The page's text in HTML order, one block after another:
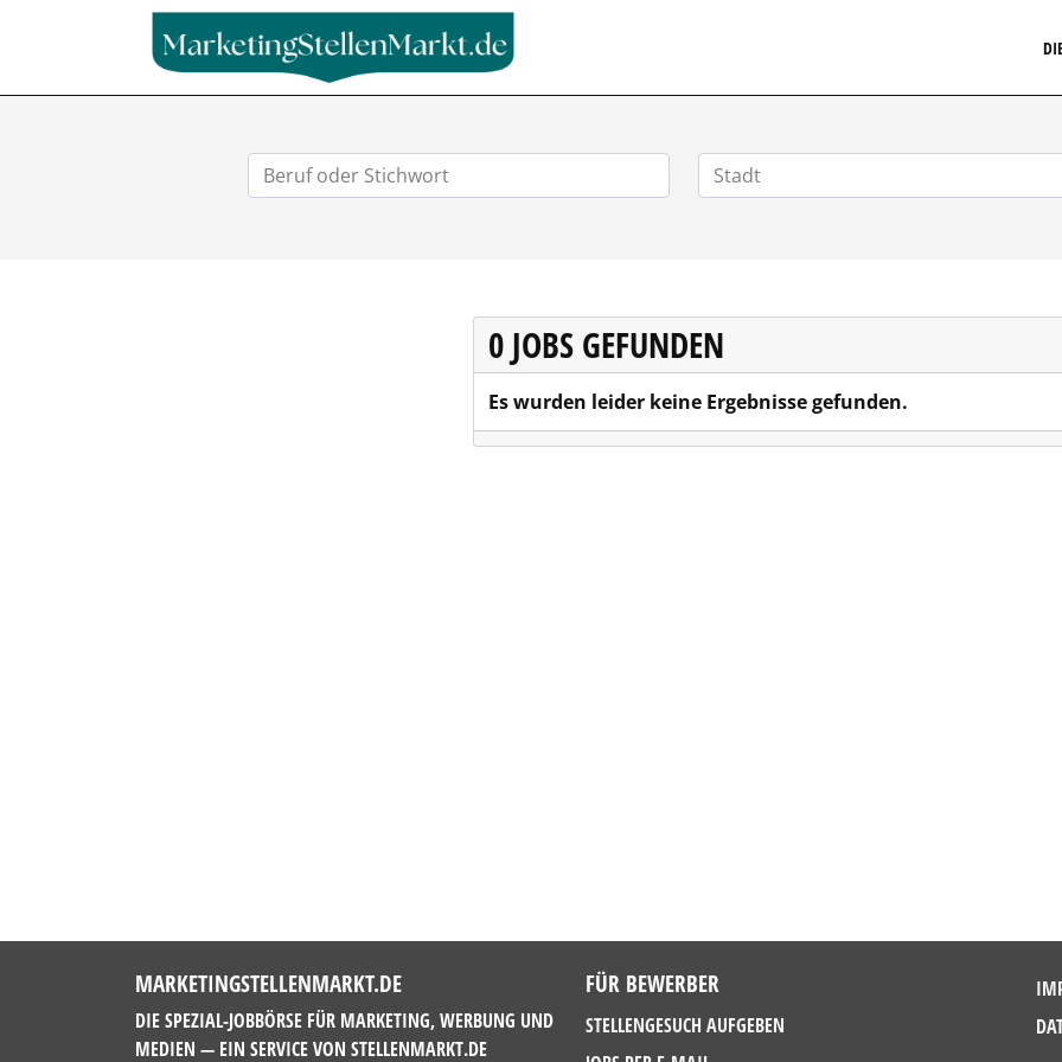
0 JOBS GEFUNDEN
Es wurden leider keine Ergebnisse gefunden.
MARKETINGSTELLENMARKT.DE
DIE SPEZIAL-JOBBÖRSE FÜR MARKETING, WERBUNG UND
MEDIEN — EIN SERVICE VON STELLENMARKT.DE
FÜR BEWERBER
STELLENGESUCH AUFGEBEN